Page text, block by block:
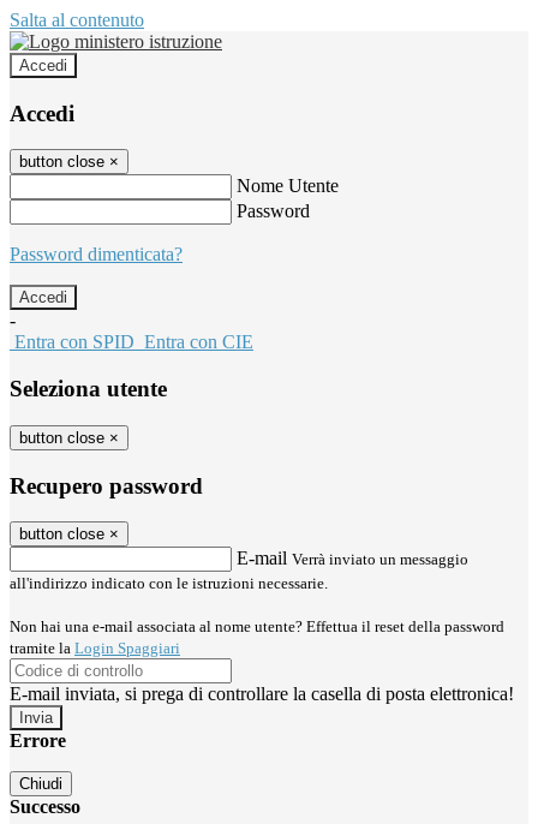
Salta al contenuto
Accedi
Accedi
button close ×
Nome Utente
Password
Password dimenticata?
-
Entra con SPID Entra con CIE
Seleziona utente
button close ×
Recupero password
button close ×
E-mail Verrà inviato un messaggio
all'indirizzo indicato con le istruzioni necessarie.
Non hai una e-mail associata al nome utente? Effettua il reset della password
tramite la Login Spaggiari
E-mail inviata, si prega di controllare la casella di posta elettronica!
Errore
Chiudi
Successo